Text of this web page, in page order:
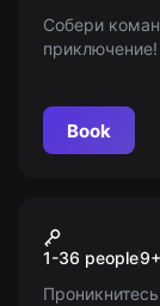
Собери
детей от 12
Book
Прятки
1-36 people9+